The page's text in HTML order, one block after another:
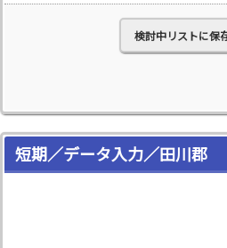
検討中リストに保
短期／データ入力／田川郡